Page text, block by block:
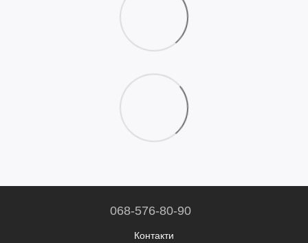
068-576-80-90
Контакти